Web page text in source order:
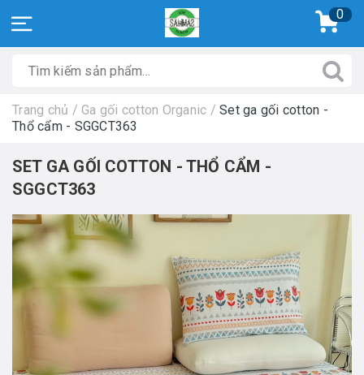
0
Trang chủ / Ga gối cotton Organic / Set ga gối cotton -
Thổ cẩm - SGGCT363
SET GA GỐI COTTON - THỔ CẨM -
SGGCT363